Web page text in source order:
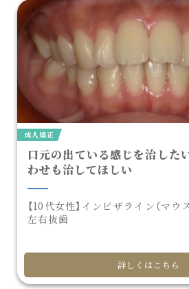
成人矯正
口元の出ている感じを治した
わせも治してほしい
【10代女性】インビザライン（マウ
左右抜歯
詳しくはこちら